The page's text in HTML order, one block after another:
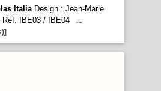
ItaliaDesign : Jean-Marie
Réf. IBE03 / IBE04
...